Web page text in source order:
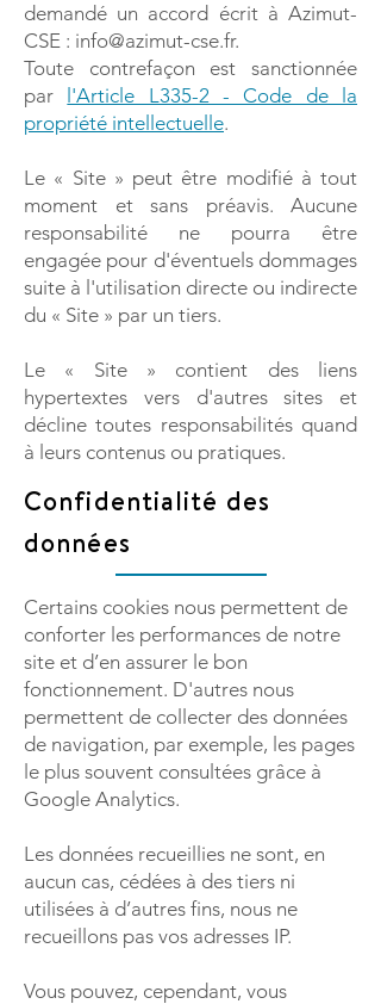
demandé un accord écrit à Azimut-
CSE : info@azimut-cse.fr.
Toute contrefaçon est sanctionnée
par
l'Article L335-2 - Code de la
propriété intellectuelle.
Le « Site » peut être modifié à tout
moment et sans préavis. Aucune
responsabilité ne pourra être
engagée pour d'éventuels dommages
suite à l'utilisation directe ou indirecte
du « Site » par un tiers.
Le « Site » contient des liens
hypertextes vers d'autres sites et
décline toutes responsabilités quand
à leurs contenus ou pratiques.
Confidentialité des
données
Certains cookies nous permettent de
conforter les performances de notre
site et d’en assurer le bon
fonctionnement. D'autres nous
permettent de collecter des données
de navigation, par exemple, les pages
le plus souvent consultées grâce à
Google Analytics.
Les données recueillies ne sont, en
aucun cas, cédées à des tiers ni
utilisées à d’autres fins, nous ne
recueillons pas vos adresses IP.
Vous pouvez, cependant, vous